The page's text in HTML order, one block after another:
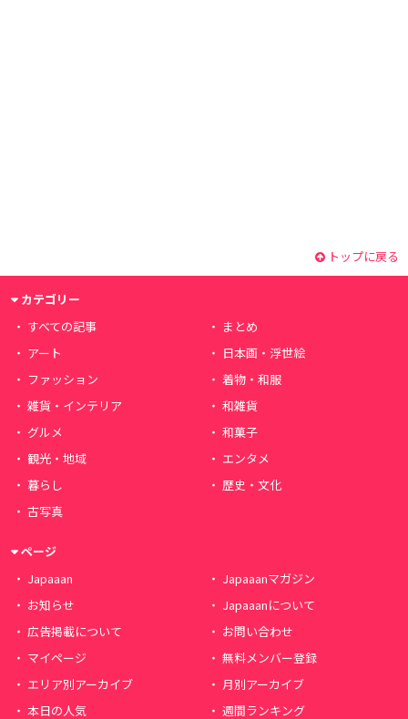
トップに戻る
カテゴリー
すべての記事
まとめ
アート
日本画・浮世絵
ファッション
着物・和服
雑貨・インテリア
和雑貨
グルメ
和菓子
観光・地域
エンタメ
暮らし
歴史・文化
古写真
ページ
Japaaan
Japaaanマガジン
お知らせ
Japaaanについて
広告掲載について
お問い合わせ
マイページ
無料メンバー登録
エリア別アーカイブ
月別アーカイブ
本日の人気
週間ランキング